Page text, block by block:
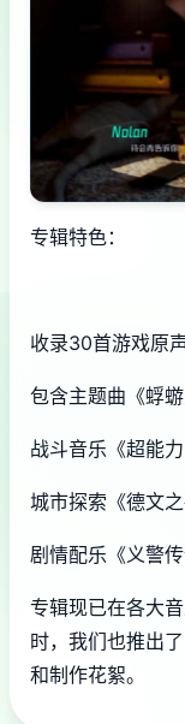
专辑特色：
收录30首游戏原
包含主题曲《蜉蝣
战斗音乐《超能力
城市探索《德文之
剧情配乐《义警传
专辑现已在各大
时，我们也推出
和制作花絮。